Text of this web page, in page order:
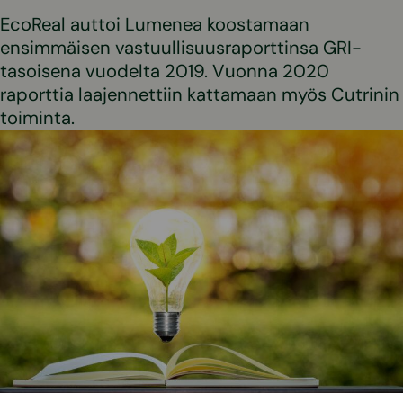
EcoReal auttoi Lumenea koostamaan
ensimmäisen vastuullisuusraporttinsa GRI-
tasoisena vuodelta 2019. Vuonna 2020
raporttia laajennettiin kattamaan myös Cutrinin
toiminta.